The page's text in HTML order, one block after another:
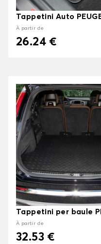
Tappetini Auto
À partir de
26.24 €
Tappetini per baule
À partir de
32.53 €